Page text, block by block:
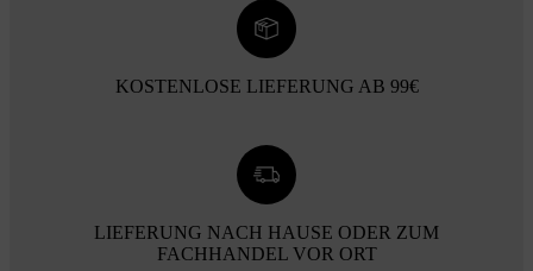
KOSTENLOSE LIEFERUNG AB 99€
LIEFERUNG NACH HAUSE ODER ZUM
FACHHANDEL VOR ORT